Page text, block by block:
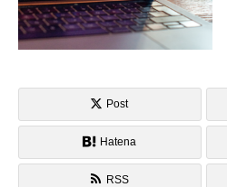
Post
Hatena
RSS